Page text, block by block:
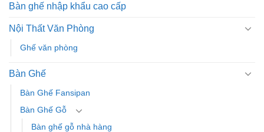
Bàn ghế nhập khẩu cao cấp
Nội Thất Văn Phòng
Ghế văn phòng
Bàn Ghế
Bàn Ghế Fansipan
Bàn Ghế Gỗ
Bàn ghế gỗ nhà hàng